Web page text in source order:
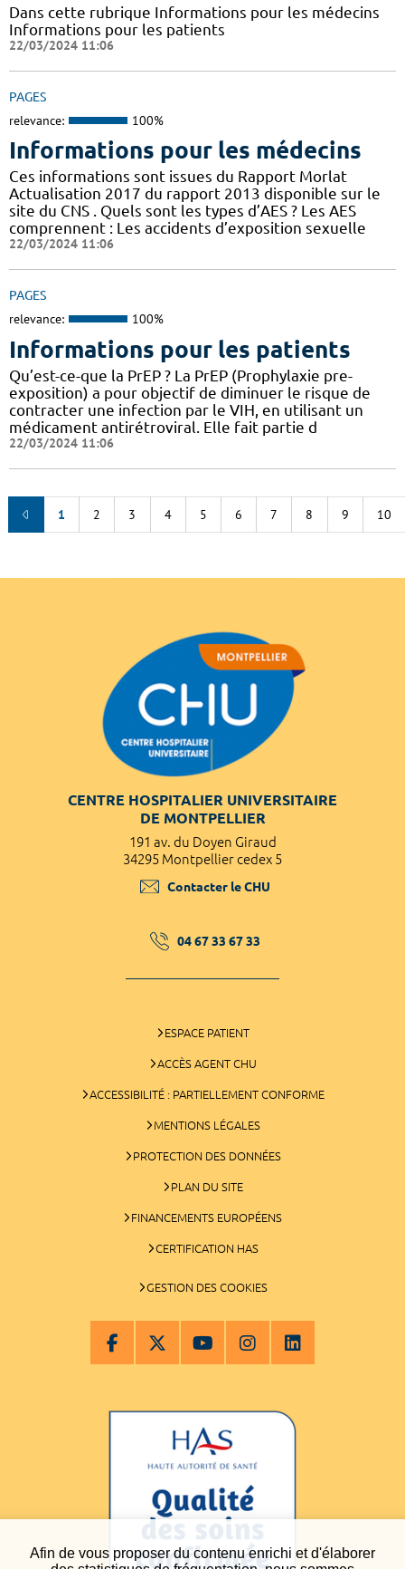
Afin de vous proposer du contenu enrichi et d'élaborer
Dans cette rubrique Informations pour les médecins
Informations pour les patients
22/03/2024 11:06
PAGES
relevance: 100%
Informations pour les médecins
Ces informations sont issues du Rapport Morlat
Actualisation 2017 du rapport 2013 disponible sur le
site du CNS . Quels sont les types d’AES ? Les AES
comprennent : Les accidents d’exposition sexuelle
22/03/2024 11:06
PAGES
relevance: 100%
Informations pour les patients
Qu’est-ce-que la PrEP ? La PrEP (Prophylaxie pre-
exposition) a pour objectif de diminuer le risque de
contracter une infection par le VIH, en utilisant un
médicament antirétroviral. Elle fait partie d
22/03/2024 11:06
1 2 3 4 5 6 7 8 9 10
CENTRE HOSPITALIER UNIVERSITAIRE
DE MONTPELLIER
191 av. du Doyen Giraud
34295 Montpellier cedex 5
Contacter le CHU
04 67 33 67 33
ESPACE PATIENT
ACCÈS AGENT CHU
ACCESSIBILITÉ : PARTIELLEMENT CONFORME
MENTIONS LÉGALES
PROTECTION DES DONNÉES
PLAN DU SITE
FINANCEMENTS EUROPÉENS
CERTIFICATION HAS
GESTION DES COOKIES